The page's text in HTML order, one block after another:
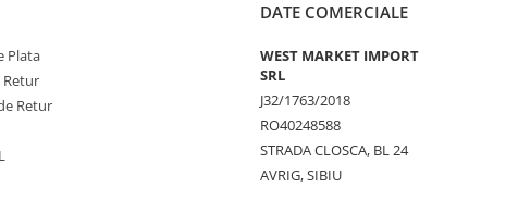
Plata
Retur
Retur
DATE COMERCIALE
WEST MARKET IMPORT
SRL
J32/1763/2018
RO40248588
STRADA CLOSCA, BL 24
AVRIG, SIBIU